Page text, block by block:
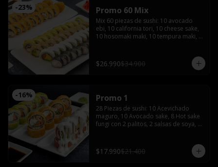
-23% Promo 60 Mix
Mix 60 piezas de sushi: 10 avocado
ebi, 10 california tori, 10 cheese sake,
10 hosomaki maki, 10 tempura maki,
palitos
$26.990$34.900
-16% Promo 1
28 Piezas de sushi: 10 Acevichado
maguro, 10 Avocado sake, 8 Hot sake
fungi con 2 palitos, 2 salsas de soya, 1
$17.990$21.400